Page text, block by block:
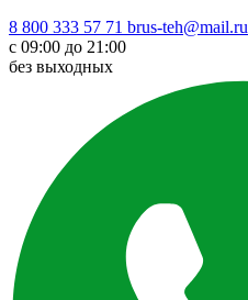
8 800 333 57 71 brus-teh@mail.ru
с 09:00 до 21:00
без выходных